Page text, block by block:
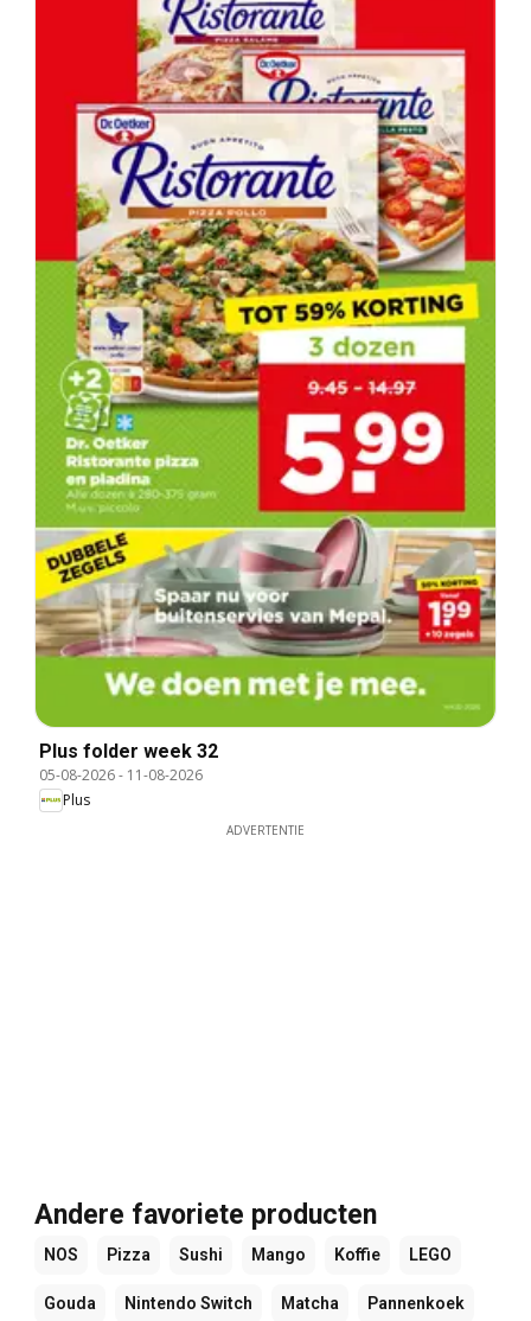
Plus folder week 32
05-08-2026- 11-08-2026
Plus
ADVERTENTIE
Andere favoriete producten
NOS Pizza Sushi Mango Koffie LEGO
Gouda Nintendo Switch Matcha Pannenkoek